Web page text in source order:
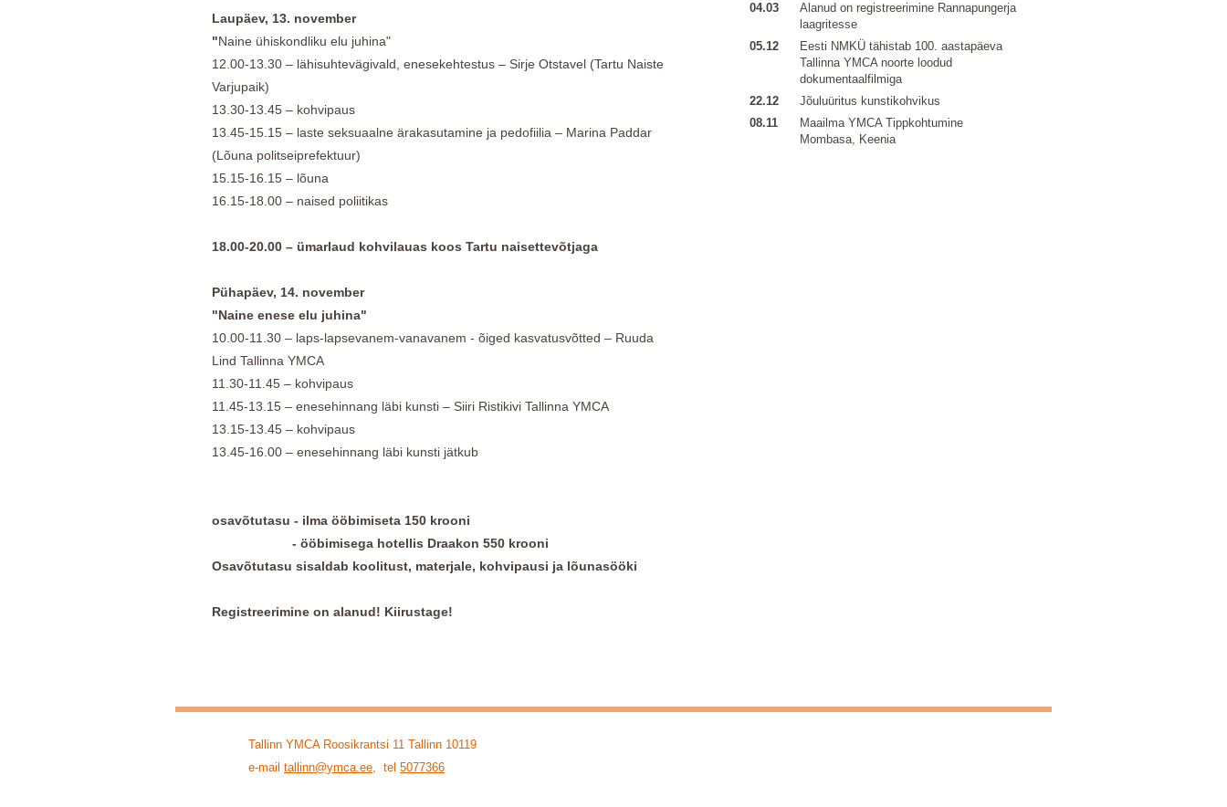
Laupäev, 13. november
"Naine ühiskondliku elu juhina"
12.00-13.30 – lähisuhtevägivald, enesekehtestus – Sirje Otstavel (Tartu Naiste
Varjupaik)
13.30-13.45 – kohvipaus
13.45-15.15 – laste seksuaalne ärakasutamine ja pedofiilia – Marina Paddar
(Lõuna politseiprefektuur)
15.15-16.15 – lõuna
16.15-18.00 – naised poliitikas
18.00-20.00 – ümarlaud kohvilauas koos Tartu naisettevõtjaga
Pühapäev, 14. november
"Naine enese elu juhina"
10.00-11.30 – laps-lapsevanem-vanavanem - õiged kasvatusvõtted – Ruuda
Lind Tallinna YMCA
11.30-11.45 – kohvipaus
11.45-13.15 – enesehinnang läbi kunsti – Siiri Ristikivi Tallinna YMCA
13.15-13.45 – kohvipaus
13.45-16.00 – enesehinnang läbi kunsti jätkub
osavõtutasu - ilma ööbimiseta 150 krooni
- ööbimisega hotellis Draakon 550 krooni
Osavõtutasu sisaldab koolitust, materjale, kohvipausi ja lõunasööki
Registreerimine on alanud! Kiirustage!
04.03
Alanud on registreerimine Rannapungerja
laagritesse
05.12
Eesti NMKÜ tähistab 100. aastapäeva
Tallinna YMCA noorte loodud
dokumentaalfilmiga
22.12
Jõuluüritus kunstikohvikus
08.11
Maailma YMCA Tippkohtumine
Mombasa, Keenia
Tallinn YMCA Roosikrantsi 11 Tallinn 10119
e-mail tallinn@ymca.ee, tel 5077366